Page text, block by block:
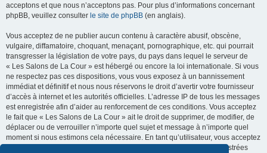
acceptons et que nous n’acceptons pas. Pour plus d’informations concernant
phpBB, veuillez consulter le site de phpBB (en anglais).
Vous acceptez de ne publier aucun contenu à caractère abusif, obscène,
vulgaire, diffamatoire, choquant, menaçant, pornographique, etc. qui pourrait
transgresser la législation de votre pays, du pays dans lequel le serveur de
« Les Salons de La Cour » est hébergé ou encore la loi internationale. Si vous
ne respectez pas ces dispositions, vous vous exposez à un bannissement
immédiat et définitif et nous nous réservons le droit d’avertir votre fournisseur
d’accès à internet et les autorités officielles. L’adresse IP de tous les messages
est enregistrée afin d’aider au renforcement de ces conditions. Vous acceptez
le fait que « Les Salons de La Cour » ait le droit de supprimer, de modifier, de
déplacer ou de verrouiller n’importe quel sujet et message à n’importe quel
moment si nous estimons cela nécessaire. En tant qu’utilisateur, vous acceptez
que toutes les informations que vous avez renseignées soient enregistrées